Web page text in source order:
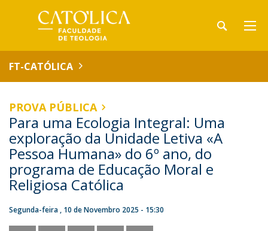
FT-CATÓLICA
PROVA PÚBLICA
Para uma Ecologia Integral: Uma
exploração da Unidade Letiva «A
Pessoa Humana» do 6º ano, do
programa de Educação Moral e
Religiosa Católica
Segunda-feira , 10 de Novembro 2025 - 15:30